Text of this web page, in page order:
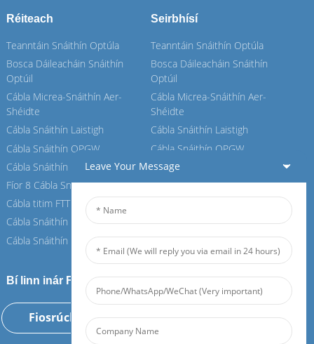
Réiteach
Teanntáin Snáithín Optúla
Bosca Dáileacháin Snáithín
Optúil
Cábla Micrea-Snáithín Aer-
Shéidte
Cábla Snáithín Laistigh
Cábla Snáithín OPGW
Cábla Snáithín Aeir
Fíor 8 Cábla Snáithín
Cábla titim FTTH
Cábla Snáithín ASU
Cábla Snáithín ADSS
Seirbhísí
Teanntáin Snáithín Optúla
Bosca Dáileacháin Snáithín
Optúil
Cábla Micrea-Snáithín Aer-
Shéidte
Cábla Snáithín Laistigh
Cábla Snáithín OPGW
Cábla Snáithín Aeir
Fíor 8 Cábla Snáithín
Cábla Snáithín ASU
Cábla Snáithín ADSS
Bí linn inár Feiboer
Fiosrúchán Anois
Leave Your Message